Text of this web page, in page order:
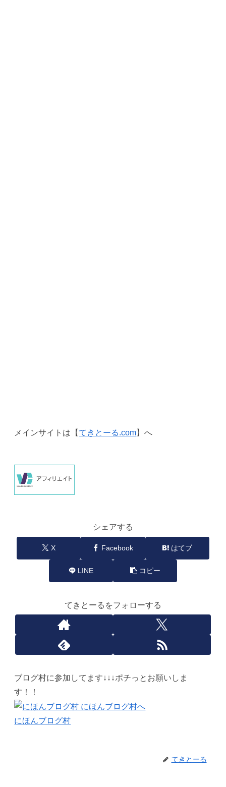
メインサイトは【てきとーる.com】へ
シェアする
X Facebook はてブ
LINE コピー
てきとーるをフォローする
ブログ村に参加してます↓↓↓ポチっとお願いしま
す！！
にほんブログ村
てきとーる